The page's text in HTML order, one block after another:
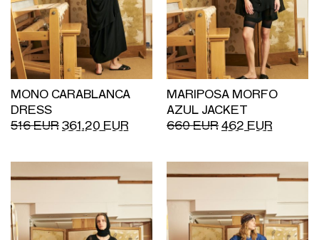
MONO CARABLANCA
DRESS
516EUR361.20 EUR
MARIPOSA MORFO
AZUL JACKET
660EUR462 EUR